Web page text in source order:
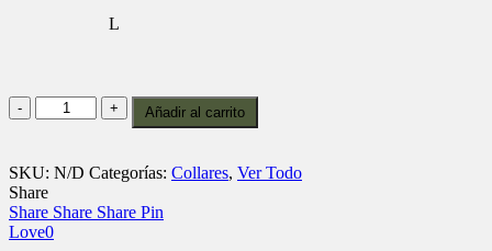
L
Collar
c2
cantidad
Añadir al carrito
SKU: N/D Categorías: Collares, Ver Todo
Share
Share Share Share Pin
Love0